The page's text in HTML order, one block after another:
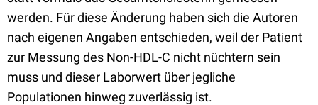
werden. Für diese Änderung haben sich die Autoren
nach eigenen Angaben entschieden, weil der Patient
zur Messung des Non-HDL-C nicht nüchtern sein
muss und dieser Laborwert über jegliche
Populationen hinweg zuverlässig ist.